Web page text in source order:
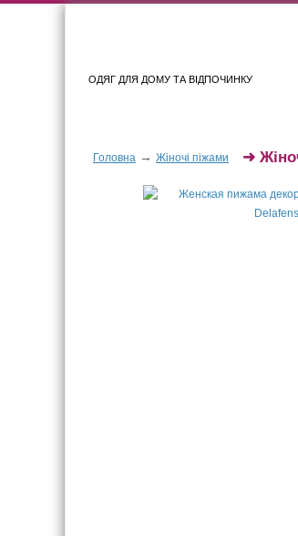
ОДЯГ ДЛЯ ДОМУ ТА ВІДПОЧИНКУ
Головна → Жіночі піжами ➜